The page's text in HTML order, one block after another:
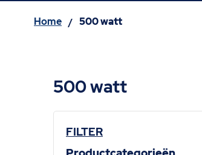
Home / 500 watt
500 watt
FILTER